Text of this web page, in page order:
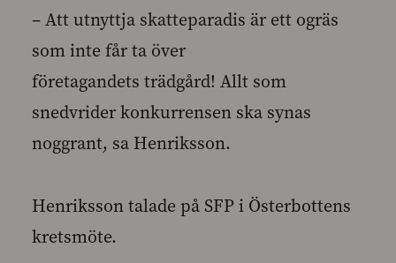
– Att utnyttja skatteparadis är ett ogräs
som inte får ta över
företagandets trädgård! Allt som
snedvrider konkurrensen ska synas
noggrant, sa Henriksson.
Henriksson talade på SFP i Österbottens
kretsmöte.